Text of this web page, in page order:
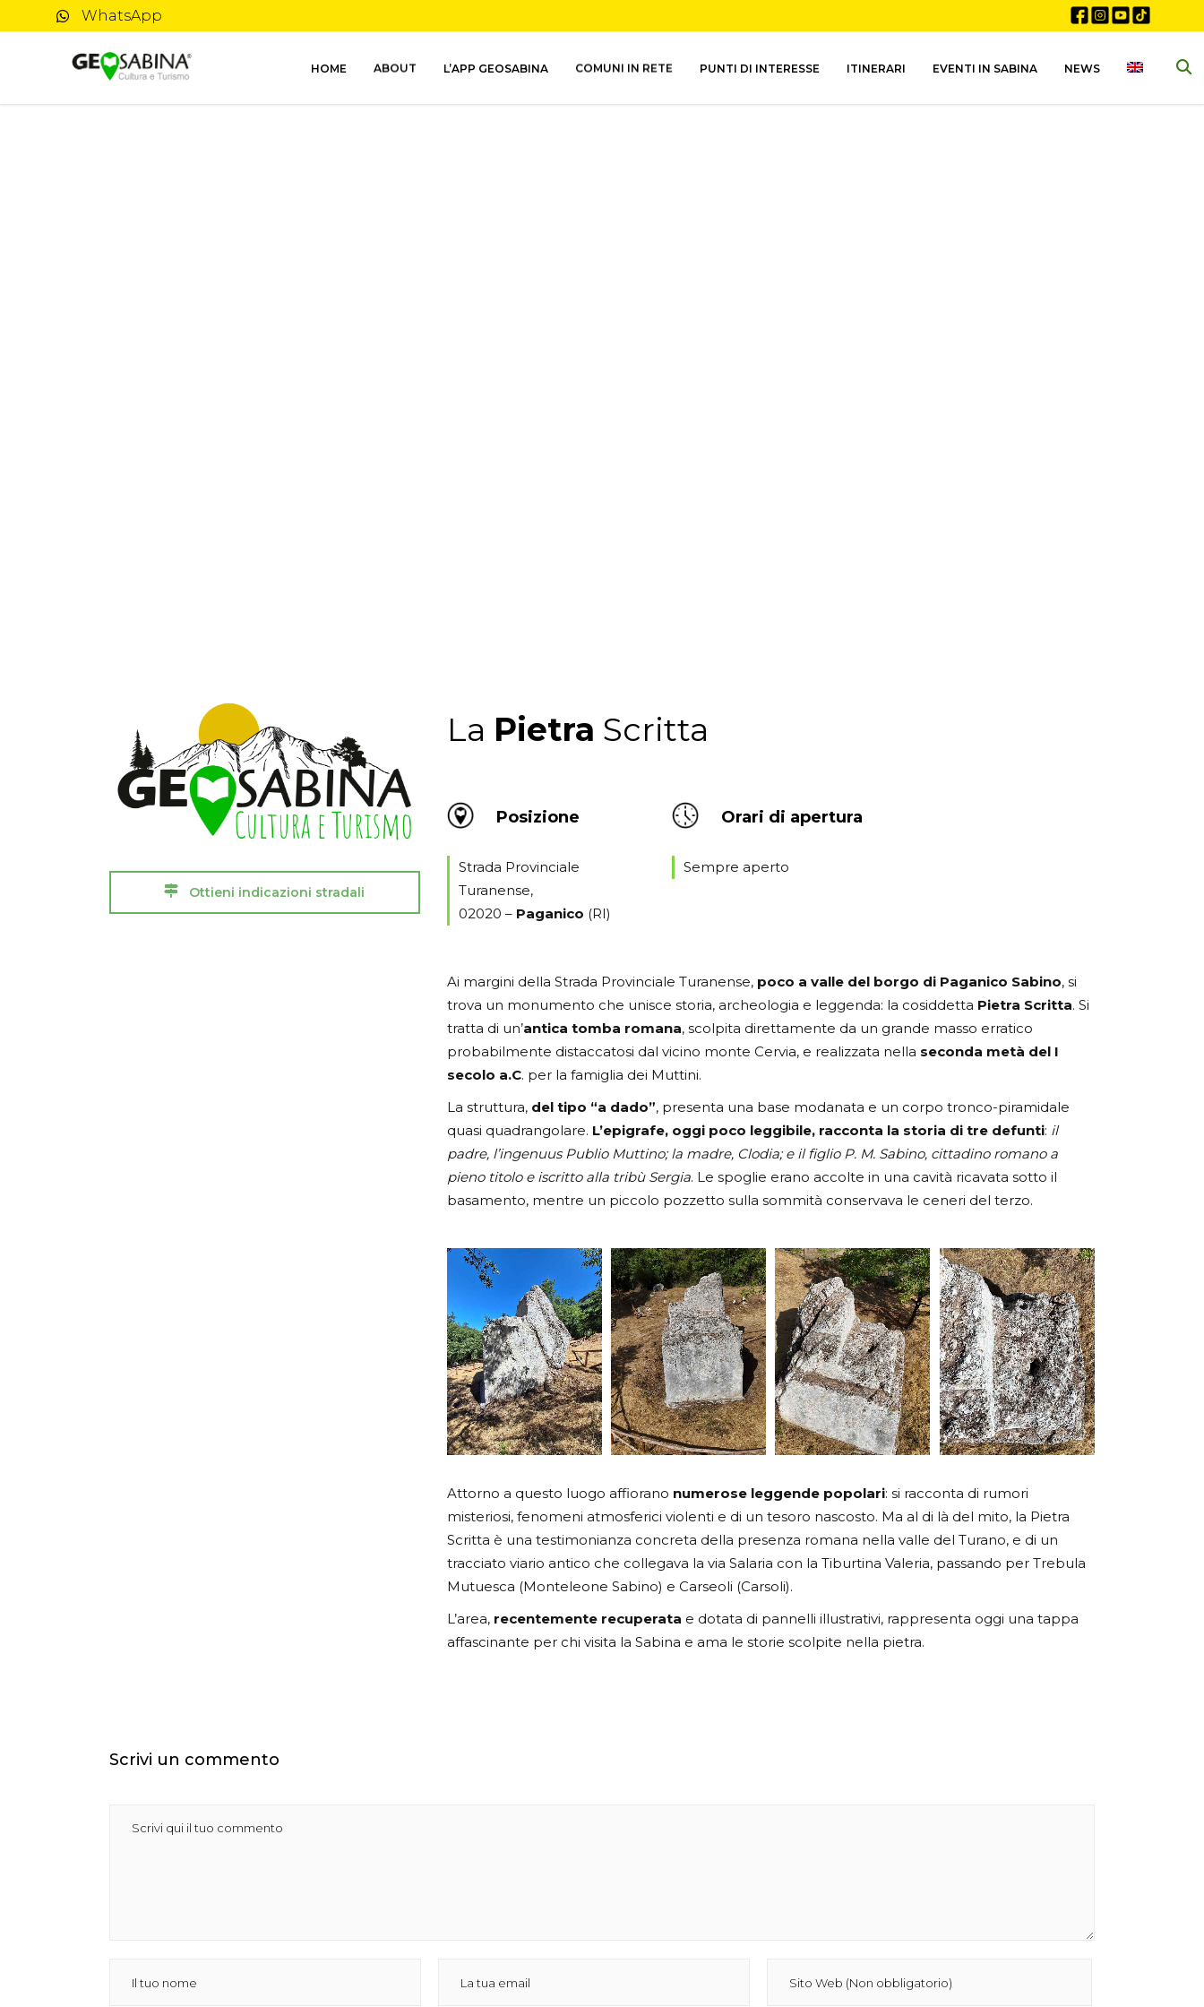
WhatsApp
HOME ABOUT L’APP GEOSABINA COMUNI IN RETE PUNTI DI INTERESSE ITINERARI EVENTI IN SABINA NEWS
Ottieni indicazioni stradali
La Pietra Scritta
Posizione
Strada Provinciale
Turanense,
02020 – Paganico (RI)
Orari di apertura
Sempre aperto
Ai margini della Strada Provinciale Turanense, poco a valle del borgo di Paganico Sabino, si
trova un monumento che unisce storia, archeologia e leggenda: la cosiddetta Pietra Scritta. Si
tratta di un’antica tomba romana, scolpita direttamente da un grande masso erratico
probabilmente distaccatosi dal vicino monte Cervia, e realizzata nella seconda metà del I
secolo a.C. per la famiglia dei Muttini.
La struttura, del tipo “a dado”, presenta una base modanata e un corpo tronco-piramidale
quasi quadrangolare. L’epigrafe, oggi poco leggibile, racconta la storia di tre defunti: il
padre, l’ingenuus Publio Muttino; la madre, Clodia; e il figlio P. M. Sabino, cittadino romano a
pieno titolo e iscritto alla tribù Sergia. Le spoglie erano accolte in una cavità ricavata sotto il
basamento, mentre un piccolo pozzetto sulla sommità conservava le ceneri del terzo.
Attorno a questo luogo affiorano numerose leggende popolari: si racconta di rumori
misteriosi, fenomeni atmosferici violenti e di un tesoro nascosto. Ma al di là del mito, la Pietra
Scritta è una testimonianza concreta della presenza romana nella valle del Turano, e di un
tracciato viario antico che collegava la via Salaria con la Tiburtina Valeria, passando per Trebula
Mutuesca (Monteleone Sabino) e Carseoli (Carsoli).
L’area, recentemente recuperata e dotata di pannelli illustrativi, rappresenta oggi una tappa
affascinante per chi visita la Sabina e ama le storie scolpite nella pietra.
Scrivi un commento